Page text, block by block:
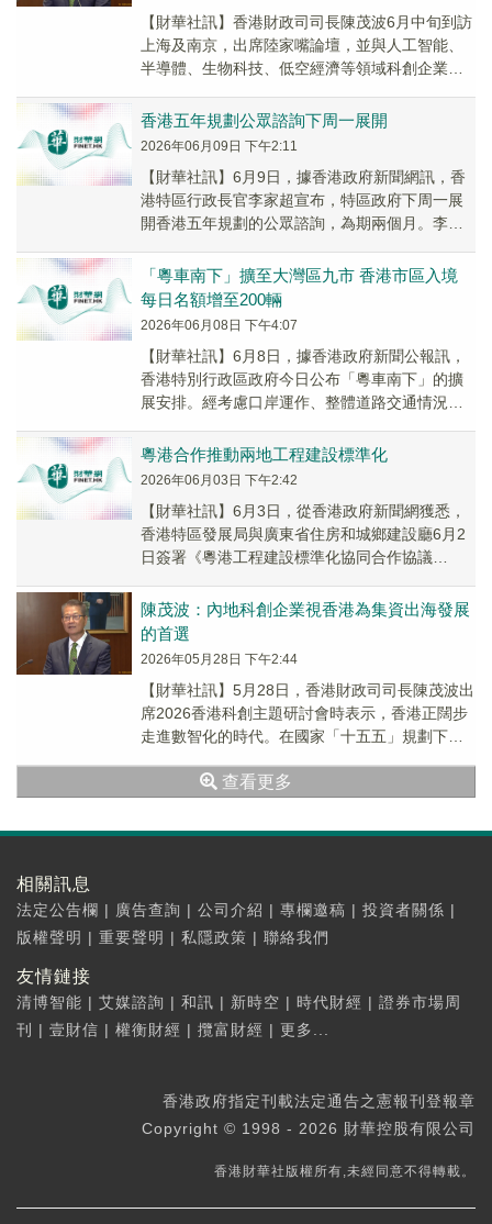
【財華社訊】香港財政司司長陳茂波6月中旬到訪
上海及南京，出席陸家嘴論壇，並與人工智能、
半導體、生物科技、低空經濟等領域科創企業座
實、商業模...
香港五年規劃公眾諮詢下周一展開
2026年06月09日 下午2:11
【財華社訊】6月9日，據香港政府新聞網訊，香
港特區行政長官李家超宣布，特區政府下周一展
開香港五年規劃的公眾諮詢，為期兩個月。李家
第一個五...
「粵車南下」擴至大灣區九市 香港市區入境
每日名額增至200輛
2026年06月08日 下午4:07
【財華社訊】6月8日，據香港政府新聞公報訊，
香港特別行政區政府今日公布「粵車南下」的擴
展安排。經考慮口岸運作、整體道路交通情況、
步擴展「...
粵港合作推動兩地工程建設標準化
2026年06月03日 下午2:42
【財華社訊】6月3日，從香港政府新聞網獲悉，
香港特區發展局與廣東省住房和城鄉建設廳6月2
日簽署《粵港工程建設標準化協同合作協議
製，統籌和...
陳茂波：內地科創企業視香港為集資出海發展
的首選
2026年05月28日 下午2:44
【財華社訊】5月28日，香港財政司司長陳茂波出
席2026香港科創主題研討會時表示，香港正闊步
走進數智化的時代。在國家「十五五」規劃下，
查看更多
相關訊息
法定公告欄 | 廣告查詢 | 公司介紹 | 專欄邀稿 | 投資者關係 |
版權聲明 | 重要聲明 | 私隱政策 | 聯絡我們
友情鏈接
清博智能 | 艾媒諮詢 | 和訊 | 新時空 | 時代財經 | 證券市場周
刊
| 壹財信 | 權衡財經 | 攬富財經 | 更多...
香港政府指定刊載法定通告之憲報刊登報章
Copyright © 1998 - 2026 財華控股有限公司
香港財華社版權所有,未經同意不得轉載。